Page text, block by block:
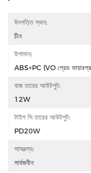
উৎপত্তি স্থল:
চীন
উপাদান:
ABS+PC (VO গ্রেড
বাজ তারের আউটপুট:
12W
টাইপ সি তারের আউটপুট:
PD20W
সামঞ্জস্য:
সার্বজনীন